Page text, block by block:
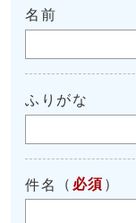
名前
ふりがな
件名 （ 必須 ）